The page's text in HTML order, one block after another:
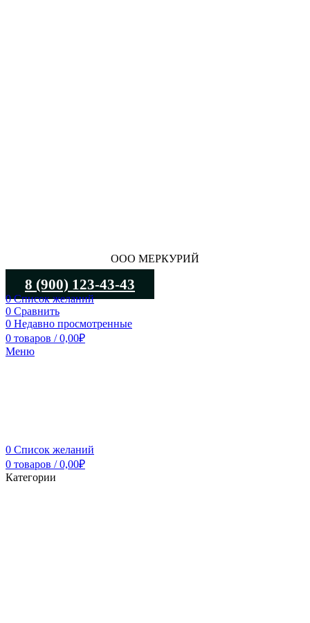
ООО МЕРКУРИЙ
8 (900) 123-43-43
0Список желаний
0 Сравнить
0 Недавно просмотренные
0 товаров / 0,00₽
Меню
0 Список желаний
0 товаров / 0,00₽
Категории